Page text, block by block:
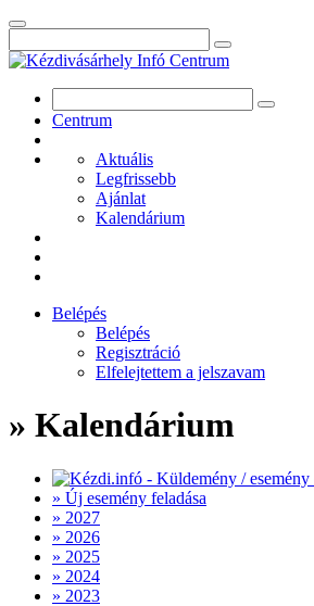
Centrum
Aktuális
Legfrissebb
Ajánlat
Kalendárium
Belépés
Belépés
Regisztráció
Elfelejtettem a jelszavam
» Kalendárium
» Új esemény feladása
» 2027
» 2026
» 2025
» 2024
» 2023